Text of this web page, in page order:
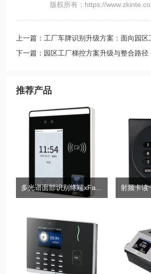
版权所有：https://
上一篇：工厂车牌识别升级方案：面向园
集成路径
下一篇：园区工厂梯控方案升级与整合路径
推荐产品